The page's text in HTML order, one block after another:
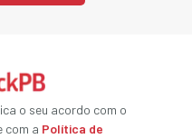
o seu acordo com o
com a Política de